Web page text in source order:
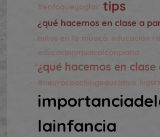
#enfoqueyoglar tips
¿qué hacemos en clase a
mitos en la música educación
educacionmusicalconpiano
¿qué hacemos en clase
#neurocoachingeducativo
lainfancia